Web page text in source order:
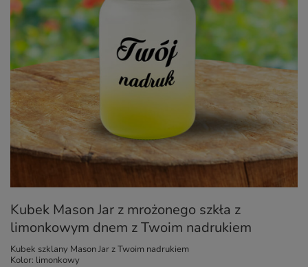
Kubek Mason Jar z mrożonego szkła z
limonkowym dnem z Twoim nadrukiem
Kubek szklany Mason Jar z Twoim nadrukiem
Kolor: limonkowy